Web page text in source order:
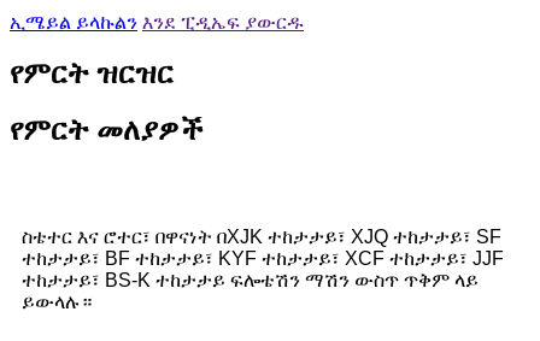
ኢሜይል ይላኩልን እንደ ፒዲኤፍ ያውርዱ
የምርት ዝርዝር
የምርት መለያዎች
ስቴተር እና ሮተር፣ በዋናነት በXJK ተከታታይ፣ XJQ ተከታታይ፣ SF
ተከታታይ፣ BF ተከታታይ፣ KYF ተከታታይ፣ XCF ተከታታይ፣ JJF
ተከታታይ፣ BS-K ተከታታይ ፍሎቴሽን ማሽን ውስጥ ጥቅም ላይ
ይውላሉ።